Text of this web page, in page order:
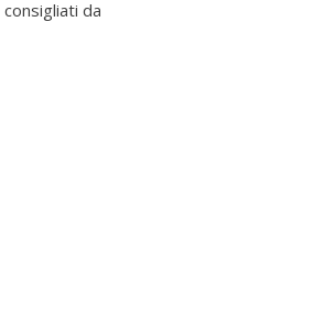
consigliati da